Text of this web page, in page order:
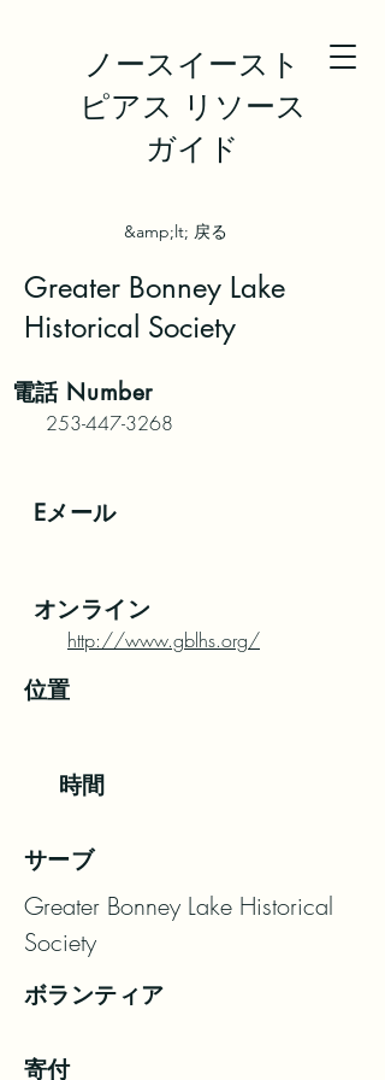
ノースイースト
ピアス リソース
ガイド
&amp;lt; 戻る
Greater Bonney Lake
Historical Society
電話Number
253-447-3268
Eメール
オンライン
http://www.gblhs.org/
位置
時間
サーブ
Greater Bonney Lake Historical
Society
ボランティア
寄付